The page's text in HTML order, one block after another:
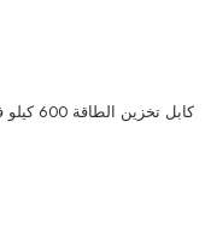
كابل تخزين الطاقة 600 كيلو فولت UL 1284